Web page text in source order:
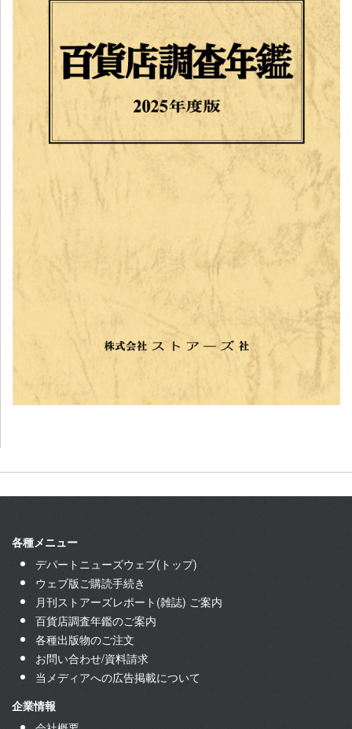
各種メニュー
デパートニューズウェブ(トップ)
ウェブ版ご購読手続き
月刊ストアーズレポート(雑誌) ご案内
百貨店調査年鑑のご案内
各種出版物のご注文
お問い合わせ/資料請求
当メディアへの広告掲載について
企業情報